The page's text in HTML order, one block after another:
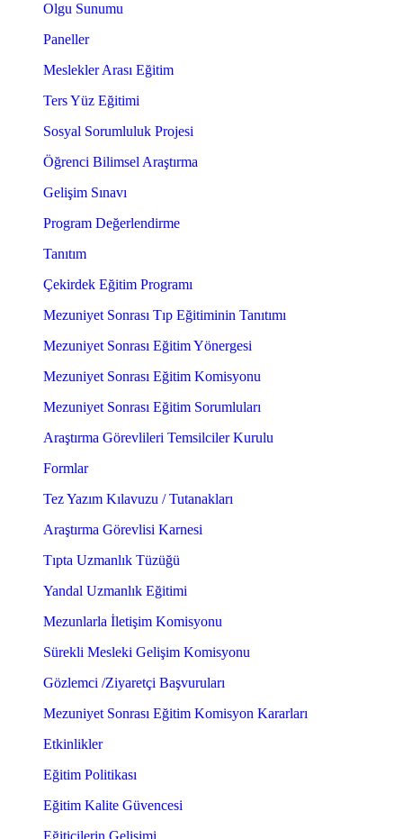
Olgu Sunumu
Paneller
Meslekler Arası Eğitim
Ters Yüz Eğitimi
Sosyal Sorumluluk Projesi
Öğrenci Bilimsel Araştırma
Gelişim Sınavı
Program Değerlendirme
Tanıtım
Çekirdek Eğitim Programı
Mezuniyet Sonrası Tıp Eğitiminin Tanıtımı
Mezuniyet Sonrası Eğitim Yönergesi
Mezuniyet Sonrası Eğitim Komisyonu
Mezuniyet Sonrası Eğitim Sorumluları
Araştırma Görevlileri Temsilciler Kurulu
Formlar
Tez Yazım Kılavuzu / Tutanakları
Araştırma Görevlisi Karnesi
Tıpta Uzmanlık Tüzüğü
Yandal Uzmanlık Eğitimi
Mezunlarla İletişim Komisyonu
Sürekli Mesleki Gelişim Komisyonu
Gözlemci /Ziyaretçi Başvuruları
Mezuniyet Sonrası Eğitim Komisyon Kararları
Etkinlikler
Eğitim Politikası
Eğitim Kalite Güvencesi